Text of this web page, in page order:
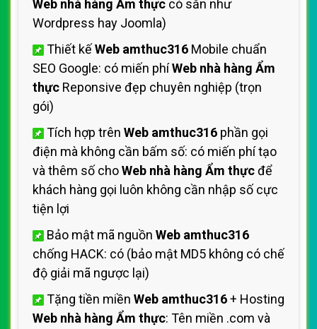
Web nhà hàng Ẩm thực có sẵn như
Wordpress hay Joomla)
Thiết kếWeb amthuc316 Mobile chuẩn
SEO Google: có miến phíWeb nhà hàng Ẩm
thực Reponsive đẹp chuyên nghiệp (trọn
gói)
Tích hợp trên Web amthuc316 phần gọi
điện mà không cần bấm số: có miến phí tạo
và thêm số choWeb nhà hàng Ẩm thựcđể
khách hàng gọi luôn không cần nhập số cực
tiện lợi
Bảo mật mã nguồn Web amthuc316
chống HACK: có (bảo mật MD5 không có chế
độ giải mã ngược lại)
Tặng tiền miền Web amthuc316+ Hosting
Web nhà hàng Ẩm thực: Tên miền .com và